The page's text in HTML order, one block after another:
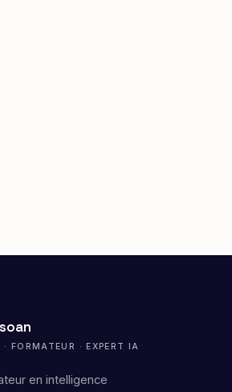
FORMATEUR · EXPERT IA
en intelligence